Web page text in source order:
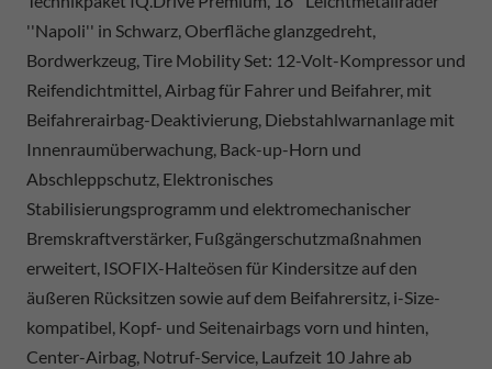
''Napoli'' in Schwarz, Oberfläche glanzgedreht,
Bordwerkzeug, Tire Mobility Set: 12-Volt-Kompressor und
Reifendichtmittel, Airbag für Fahrer und Beifahrer, mit
Beifahrerairbag-Deaktivierung, Diebstahlwarnanlage mit
Innenraumüberwachung, Back-up-Horn und
Abschleppschutz, Elektronisches
Stabilisierungsprogramm und elektromechanischer
Bremskraftverstärker, Fußgängerschutzmaßnahmen
erweitert, ISOFIX-Halteösen für Kindersitze auf den
äußeren Rücksitzen sowie auf dem Beifahrersitz, i-Size-
kompatibel, Kopf- und Seitenairbags vorn und hinten,
Center-Airbag, Notruf-Service, Laufzeit 10 Jahre ab